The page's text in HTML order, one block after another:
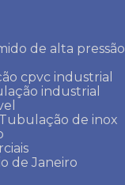
de alta pressão
cpvc industrial
industrial
Tubulação de inox
de Janeiro